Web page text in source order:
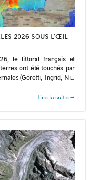
2026 SOUS L’ŒIL
le littoral français et
ont été touchés par
(Goretti, Ingrid, Nils
Lire la suite →